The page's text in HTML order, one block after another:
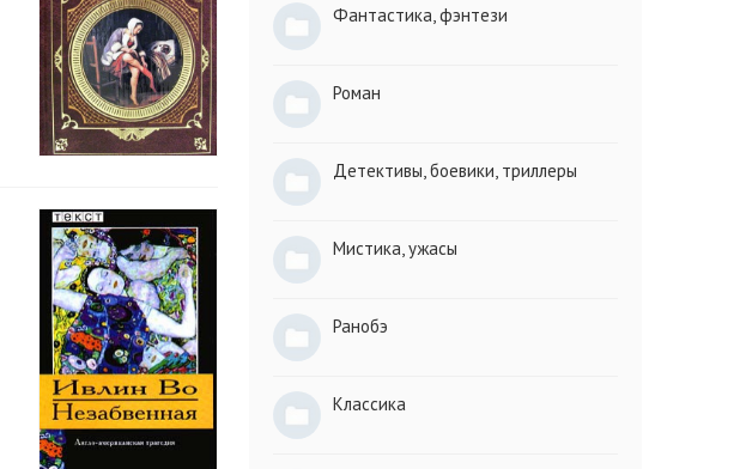
Фантастика, фэнтези
Роман
Детективы, боевики, триллеры
Мистика, ужасы
Ранобэ
Классика